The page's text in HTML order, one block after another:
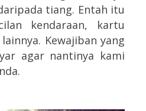
tiang. Entah itu
kendaraan, kartu
Kewajiban yang
agar nantinya kami